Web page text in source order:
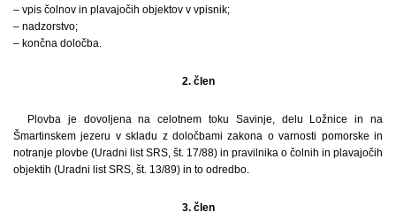
– vpis čolnov in plavajočih objektov v vpisnik;
– nadzorstvo;
– končna določba.
2. člen
Plovba je dovoljena na celotnem toku Savinje, delu Ložnice in na
Šmartinskem jezeru v skladu z določbami zakona o varnosti pomorske in
notranje plovbe (Uradni list SRS, št. 17/88) in pravilnika o čolnih in plavajočih
objektih (Uradni list SRS, št. 13/89) in to odredbo.
3. člen